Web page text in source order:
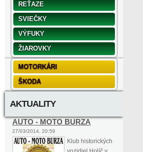
REŤAZE
SVIEČKY
VÝFUKY
ŽIAROVKY
MOTORKÁRI
ŠKODA
AKTUALITY
AUTO - MOTO BURZA
27/03/2014, 20:59
Klub historických